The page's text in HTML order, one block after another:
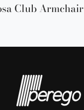
Club Armchair